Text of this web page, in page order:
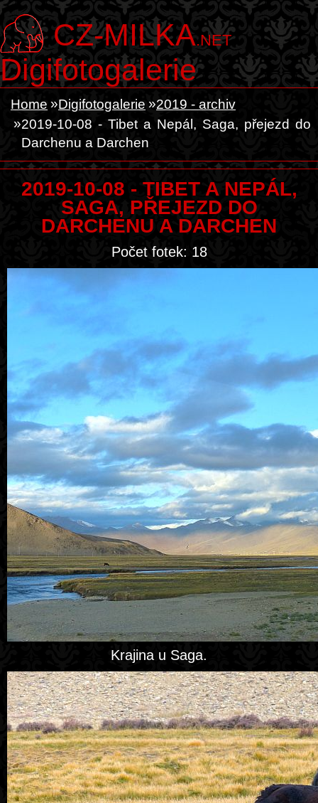
CZ-MILKA.NET
Digifotogalerie
Home Digifotogalerie
2019 - archiv
2019-10-08 - Tibet a Nepál, Saga, přejezd do
Darchenu a Darchen
2019-10-08 - TIBET A NEPÁL,
SAGA, PŘEJEZD DO
DARCHENU A DARCHEN
Počet fotek: 18
Krajina u Saga.